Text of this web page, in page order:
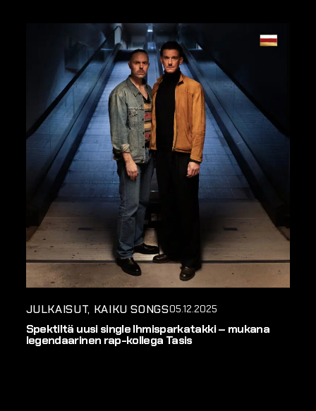
JULKAISUT KAIKU SONGS05.12.2025
Spektiltä uusi single Ihmisparkatakki – mukana
legendaarinen rap-kollega Tasis